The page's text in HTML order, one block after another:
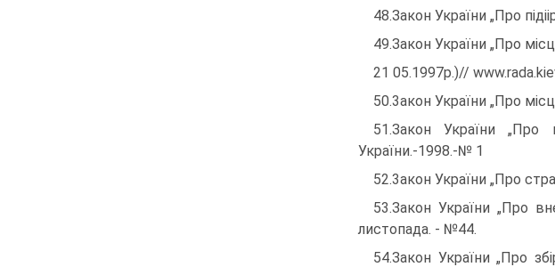
48.Закон України „Про
49.Закон України „Про
21 05.1997р.)//
50.3акон України „Про
51.Закон України „Про
України.-1998.-№ 1
52.3акон України „Про
53.Закон України „Про
листопада. - №44.
54.Закон України „Про